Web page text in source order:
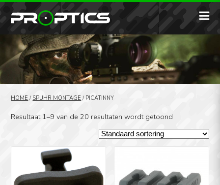
HOME / SPUHR MONTAGE / PICATINNY
Resultaat 1–9 van de 20 resultaten wordt getoond